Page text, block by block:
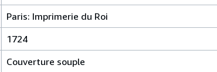
Paris: Imprimerie du Roi
1724
Couverture souple